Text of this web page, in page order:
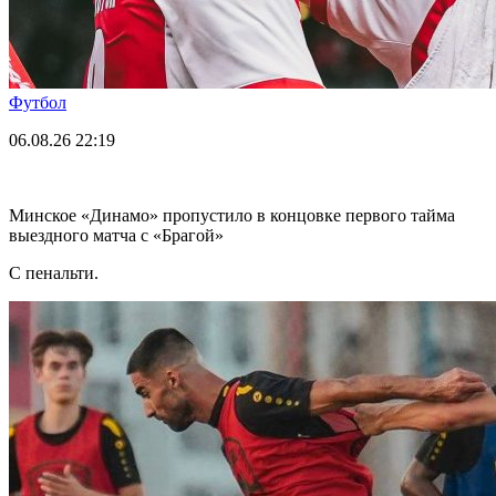
Футбол
06.08.26 22:19
Минское «Динамо» пропустило в концовке первого тайма
выездного матча с «Брагой»
С пенальти.